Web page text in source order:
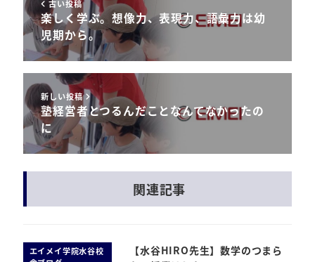
古い投稿
楽しく学ぶ。想像力、表現力、語彙力は幼
児期から。
新しい投稿
塾経営者とつるんだことなんてなかったの
に
関連記事
エイメイ学院水谷校
【水谷HIRO先生】数学のつまら